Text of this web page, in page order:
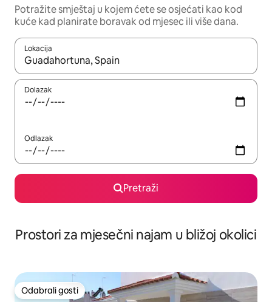
Potražite smještaj u kojem ćete se osjećati kao kod
kuće kad planirate boravak od mjesec ili više dana.
Lokacija
Kada budu dostupni rezultati, moći ćete ih pregledati
Dolazak
Odlazak
Pretraži
Prostori za mjesečni najam u bližoj okolici
Odabrali gosti
Odabrali gosti